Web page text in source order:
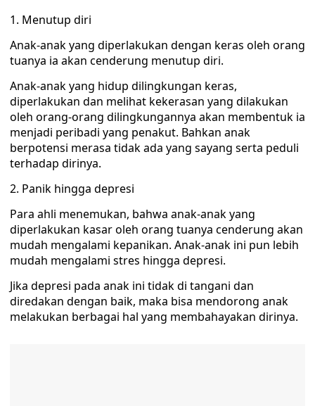
Menutup diri
Anak-anak yang diperlakukan dengan keras oleh orang
tuanya ia akan cenderung menutup diri.
Anak-anak yang hidup dilingkungan keras,
diperlakukan dan melihat kekerasan yang dilakukan
oleh orang-orang dilingkungannya akan membentuk ia
menjadi peribadi yang penakut. Bahkan anak
berpotensi merasa tidak ada yang sayang serta peduli
terhadap dirinya.
Panik hingga depresi
Para ahli menemukan, bahwa anak-anak yang
diperlakukan kasar oleh orang tuanya cenderung akan
mudah mengalami kepanikan. Anak-anak ini pun lebih
mudah mengalami stres hingga depresi.
Jika depresi pada anak ini tidak di tangani dan
diredakan dengan baik, maka bisa mendorong anak
melakukan berbagai hal yang membahayakan dirinya.